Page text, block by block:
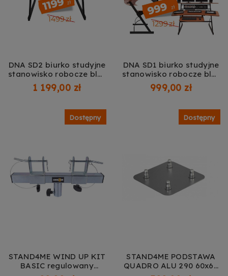
DNA SD2 biurko studyjne
stanowisko robocze blat
półka górna na
wyposażenie 2x
audio wysuwana półka
na klawiaturę 2x6U 119
1 199,00 zł
DNA SD1 biurko studyjne
stanowisko robocze blat
półka na sprzęt audio
wysuwana półka na
999,00 zł
Dostępny
STAND4ME WIND UP KIT
BASIC regulowany
Dostępny
STAND4ME PODSTAWA
QUADRO ALU 290 60x60